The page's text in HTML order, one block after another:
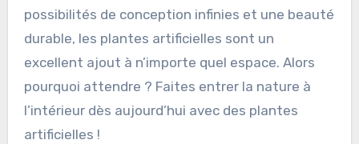
possibilités de conception infinies et une beauté
durable, les plantes artificielles sont un
excellent ajout à n’importe quel espace. Alors
pourquoi attendre ? Faites entrer la nature à
l’intérieur dès aujourd’hui avec des plantes
artificielles !